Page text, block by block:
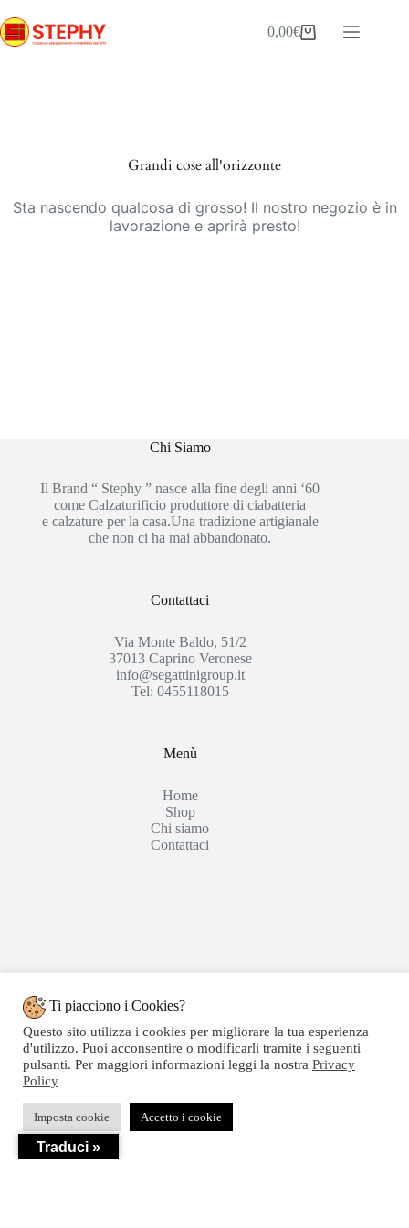
al
contenuto
Carrello
0,00€
Grandi cose all'orizzonte
Sta nascendo qualcosa di grosso! Il nostro negozio è in
lavorazione e aprirà presto!
Chi Siamo
Il Brand “ Stephy ” nasce alla fine degli anni ‘60
come Calzaturificio produttore di ciabatteria
e calzature per la casa.Una tradizione artigianale
che non ci ha mai abbandonato.
Contattaci
Via Monte Baldo, 51/2
37013 Caprino Veronese
info@segattinigroup.it
Tel: 0455118015
Menù
Home
Shop
Chi siamo
Contattaci
Copyright © 2020 SEGATTINI GROUP SRL - Web
powered by Dylog Italia S.p.a. - P.IVA 04550820239
Privacy
Ti piacciono i Cookies?
Questo sito utilizza i cookies per migliorare la tua esperienza
d'utilizzo. Puoi acconsentire o modificarli tramite i seguenti
pulsanti. Per maggiori informazioni leggi la nostra Privacy
Policy
Imposta cookie Accetto i cookie
Traduci »